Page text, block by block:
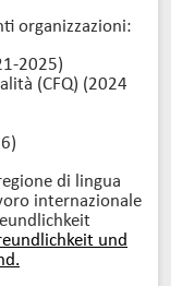
organizzazioni:
2025)
(CFQ) (2024
di lingua
internazionale
und